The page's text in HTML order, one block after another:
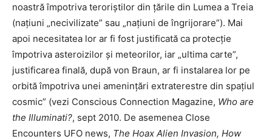
noastră împotriva teroriștilor din țările din Lumea a Treia
(națiuni „necivilizate” sau „națiuni de îngrijorare”). Mai
apoi necesitatea lor ar fi fost justificată ca protecție
împotriva asteroizilor și meteorilor, iar „ultima carte”,
justificarea finală, după von Braun, ar fi instalarea lor pe
orbită împotriva unei amenințări extraterestre din spațiul
cosmic” (vezi Conscious Connection Magazine, Who are
the Illuminati?, sept 2010. De asemenea Close
Encounters UFO news, The Hoax Alien Invasion, How